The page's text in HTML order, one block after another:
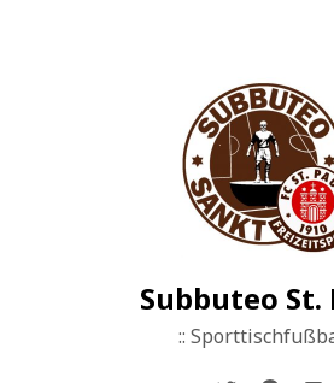
Subbuteo St.
::